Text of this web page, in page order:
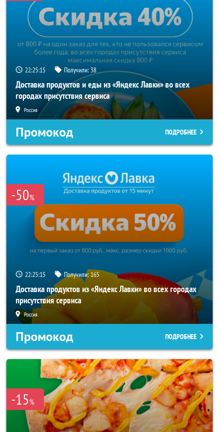
22:25:14 Получили: 38
Доставка продуктов и еды из «Яндекс Лавки» во всех
городах присутствия сервиса
Россия
Промокод ПОДРОБНЕЕ
-50%
22:25:14 Получили: 165
Доставка продуктов из «Яндекс Лавки» во всех городах
присутствия сервиса
Россия
Промокод ПОДРОБНЕЕ
-15%